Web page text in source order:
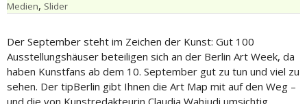
Medien, Slider
Der September steht im Zeichen der Kunst: Gut 100
Ausstellungshäuser beteiligen sich an der Berlin Art Week, da
haben Kunstfans ab dem 10. September gut zu tun und viel zu
sehen. Der tipBerlin gibt Ihnen die Art Map mit auf den Weg –